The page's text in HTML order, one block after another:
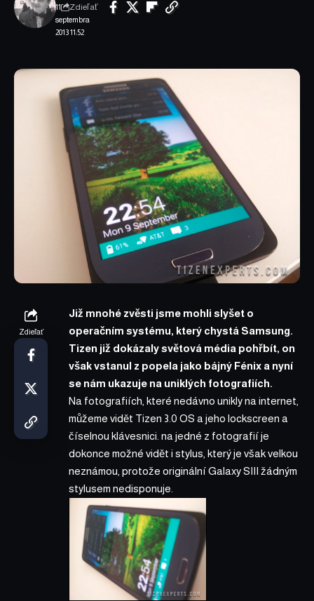
11.
septembra
2013 11:52
Zdieľať
Zdieľať
Již mnohé zvěsti jsme mohli slyšet o
operačním systému, který chystá Samsung.
Tizen již dokázaly světová média pohřbít, on
však vstanul z popela jako bájný Fénix a nyní
se nám ukazuje na uniklých fotografiích.
Na fotografiích, které nedávno unikly na internet,
můžeme vidět Tizen 3.0 OS a jeho lockscreen a
číselnou klávesnici. na jedné z fotografií je
dokonce možné vidět i stylus, který je však velkou
neznámou, protože originální Galaxy SIII žádným
stylusem nedisponuje.